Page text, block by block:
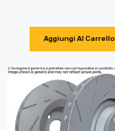
Aggiungi Al Carrello